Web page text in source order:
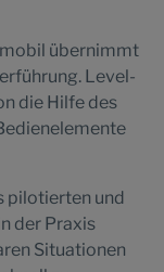
übernimmt
Level-
die Hilfe des
pilotierten und
der Praxis
Situationen